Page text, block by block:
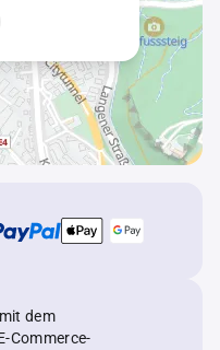
dem
Commerce-